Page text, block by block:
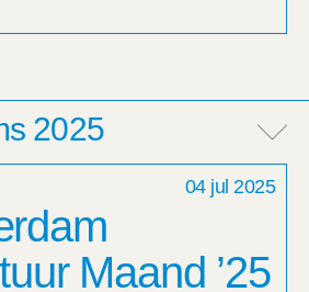
2025
04 jul 2025
Maand ’25